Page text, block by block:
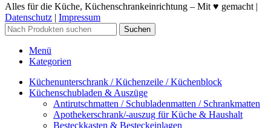
Alles für die Küche, Küchenschrankeinrichtung – Mit ♥ gemacht |
Datenschutz | Impressum
Suchen
Menü
Kategorien
Küchenunterschrank / Küchenzeile / Küchenblock
Küchenschubladen & Auszüge
Antirutschmatten / Schubladenmatten / Schrankmatten
Apothekerschrank/-auszug für Küche & Haushalt
Besteckkasten & Besteckeinlagen